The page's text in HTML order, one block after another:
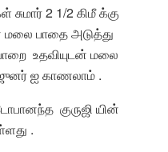
2 1/2 கிமீ க்கு
மலை பாதை அடுத்து
உதவியுடன் மலை
ஐ காணலாம் .
குருஜி யின்
.